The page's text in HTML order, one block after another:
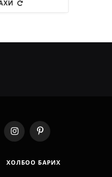
InstagramPinterest
ХОЛБОО БАРИХ